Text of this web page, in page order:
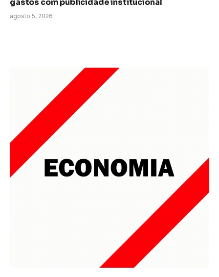
gastos com publicidade institucional
agosto 5, 2026